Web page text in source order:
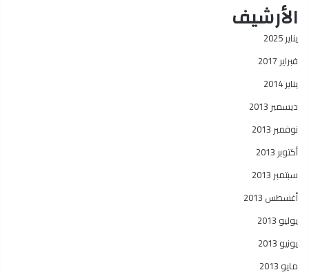
الأرشيف
يناير 2025
فبراير 2017
يناير 2014
ديسمبر 2013
نوفمبر 2013
أكتوبر 2013
سبتمبر 2013
أغسطس 2013
يوليو 2013
يونيو 2013
مايو 2013